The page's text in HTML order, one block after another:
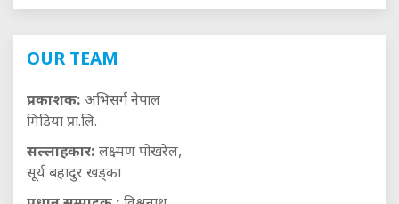
OUR TEAM
प्रकाशक: अभिसर्ग नेपाल
मिडिया प्रा.लि.
सल्लाहकार: लक्ष्मण पोखरेल,
सूर्य बहादुर खड्का